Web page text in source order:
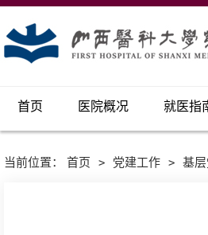
首页 医院概况 就医指
当前位置： 首页 > 党建工作 > 基